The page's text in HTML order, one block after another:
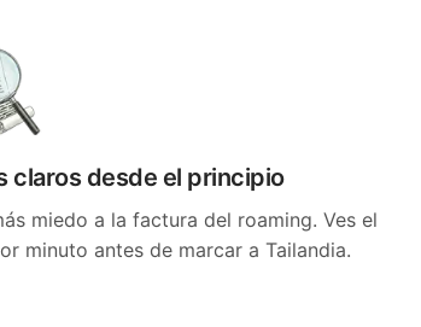
claros desde el principio
miedo a la factura del roaming. Ves el
minuto antes de marcar a Tailandia.